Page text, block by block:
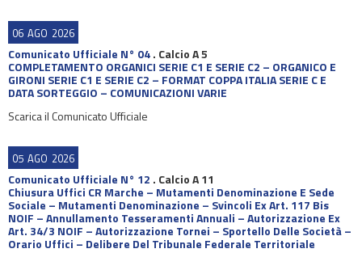
06 AGO 2026
Comunicato Ufficiale N° 04. Calcio A 5
COMPLETAMENTO ORGANICI SERIE C1 E SERIE C2 – ORGANICO E
GIRONI SERIE C1 E SERIE C2 – FORMAT COPPA ITALIA SERIE C E
DATA SORTEGGIO – COMUNICAZIONI VARIE
Scarica il Comunicato Ufficiale
05 AGO 2026
Comunicato Ufficiale N° 12 . Calcio A 11
Chiusura Uffici CR Marche – Mutamenti Denominazione E Sede
Sociale – Mutamenti Denominazione – Svincoli Ex Art. 117 Bis
NOIF – Annullamento Tesseramenti Annuali – Autorizzazione Ex
Art. 34/3 NOIF – Autorizzazione Tornei – Sportello Delle Società –
Orario Uffici – Delibere Del Tribunale Federale Territoriale